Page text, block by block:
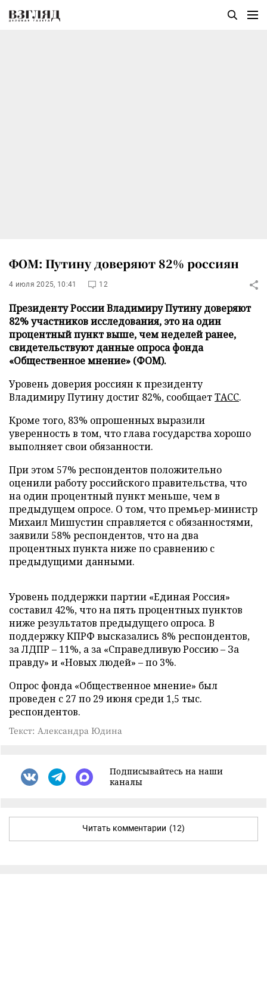
ФОМ: Путину доверяют 82% россиян
4 июля 2025, 10:41 12
Президенту России Владимиру Путину доверяют
82% участников исследования, это на один
процентный пункт выше, чем неделей ранее,
свидетельствуют данные опроса фонда
«Общественное мнение» (ФОМ).
Уровень доверия россиян к президенту
Владимиру Путину достиг 82%, сообщаетТАСС.
Кроме того, 83% опрошенных выразили
уверенность в том, что глава государства хорошо
выполняет свои обязанности.
При этом 57% респондентов положительно
оценили работу российского правительства, что
на один процентный пункт меньше, чем в
предыдущем опросе. О том, что премьер-министр
Михаил Мишустин справляется с обязанностями,
заявили 58% респондентов, что на два
процентных пункта ниже по сравнению с
предыдущими данными.
Уровень поддержки партии «Единая Россия»
составил 42%, что на пять процентных пунктов
ниже результатов предыдущего опроса. В
поддержку КПРФ высказались 8% респондентов,
за ЛДПР – 11%, а за «Справедливую Россию – За
правду» и «Новых людей» – по 3%.
Опрос фонда «Общественное мнение» был
проведен с 27 по 29 июня среди 1,5 тыс.
респондентов.
Текст: Александра Юдина
Подписывайтесь на наши
каналы
Читать комментарии (12)